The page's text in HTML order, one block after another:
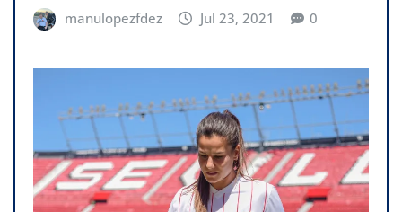
manulopezfdez Jul 23, 2021 0